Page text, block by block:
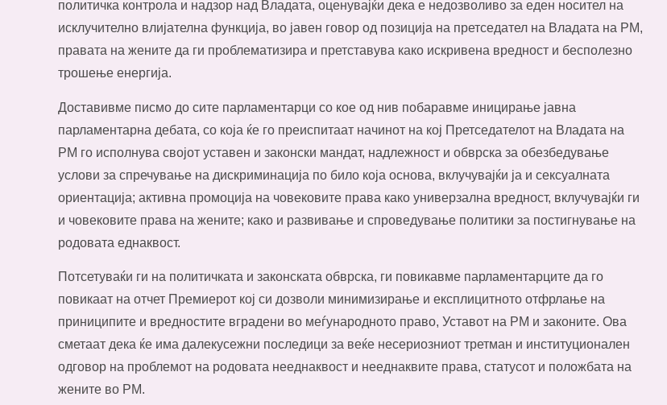
политичка контрола и надзор над Владата, оценувајќи дека е недозволиво за еден носител на
исклучително влијателна функција, во јавен говор од позиција на претседател на Владата на РМ,
правата на жените да ги проблематизира и претставува како искривена вредност и бесполезно
трошење енергија.
Доставивме писмо до сите парламентарци со кое од нив побаравме иницирање јавна
парламентарна дебата, со која ќе го преиспитаат начинот на кој Претседателот на Владата на
РМ го исполнува својот уставен и законски мандат, надлежност и обврска за обезбедување
услови за спречување на дискриминација по било која основа, вклучувајќи ја и сексуалната
ориентација; активна промоција на човековите права како универзална вредност, вклучувајќи ги
и човековите права на жените; како и развивање и спроведување политики за постигнување на
родовата еднаквост.
Потсетуваќи ги на политичката и законската обврска, ги повикавме парламентарците да го
повикаат на отчет Премиерот кој си дозволи минимизирање и експлицитното отфрлање на
приниципите и вредностите вградени во меѓународното право, Уставот на РМ и законите. Ова
сметаат дека ќе има далекусежни последици за веќе несериозниот третман и институционален
одговор на проблемот на родовата нееднаквост и нееднаквите права, статусот и положбата на
жените во РМ.